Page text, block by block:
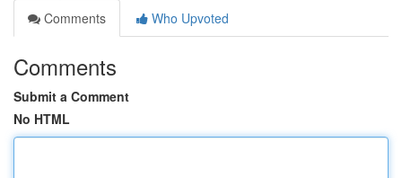
Comments
Who Upvoted
Comments
Submit a Comment
No HTML